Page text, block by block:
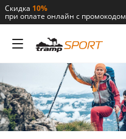
Скидка 10%
при оплате онлайн с промокодом